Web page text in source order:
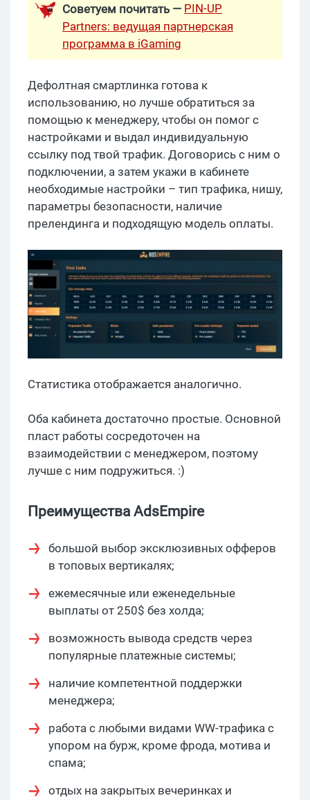
Советуем почитать — PIN-UP
Partners: ведущая партнерская
программа в iGaming
Дефолтная смартлинка готова к
использованию, но лучше обратиться за
помощью к менеджеру, чтобы он помог с
настройками и выдал индивидуальную
ссылку под твой трафик. Договорись с ним о
подключении, а затем укажи в кабинете
необходимые настройки – тип трафика, нишу,
параметры безопасности, наличие
прелендинга и подходящую модель оплаты.
Статистика отображается аналогично.
Оба кабинета достаточно простые. Основной
пласт работы сосредоточен на
взаимодействии с менеджером, поэтому
лучше с ним подружиться. :)
Преимущества AdsEmpire
большой выбор эксклюзивных офферов
в топовых вертикалях;
ежемесячные или еженедельные
выплаты от 250$ без холда;
возможность вывода средств через
популярные платежные системы;
наличие компетентной поддержки
менеджера;
работа с любыми видами WW-трафика с
упором на бурж, кроме фрода, мотива и
спама;
отдых на закрытых вечеринках и